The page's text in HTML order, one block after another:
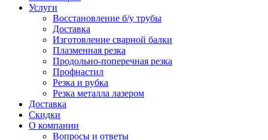
Услуги
Восстановление б/у трубы
Доставка
Изготовление сварной балки
Плазменная резка
Продольно-поперечная резка
Профнастил
Резка и рубка
Резка металла лазером
Доставка
Скидки
О компании
Вопросы и ответы